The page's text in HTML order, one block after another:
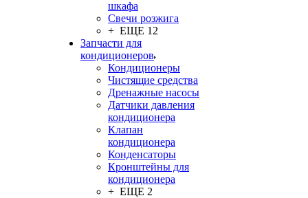
шкафа
Свечи розжига
+ ЕЩЕ 12
Запчасти для
кондиционеров
Кондиционеры
Чистящие средства
Дренажные насосы
Датчики давления
кондиционера
Клапан
кондиционера
Конденсаторы
Кронштейны для
кондиционера
+ ЕЩЕ 2